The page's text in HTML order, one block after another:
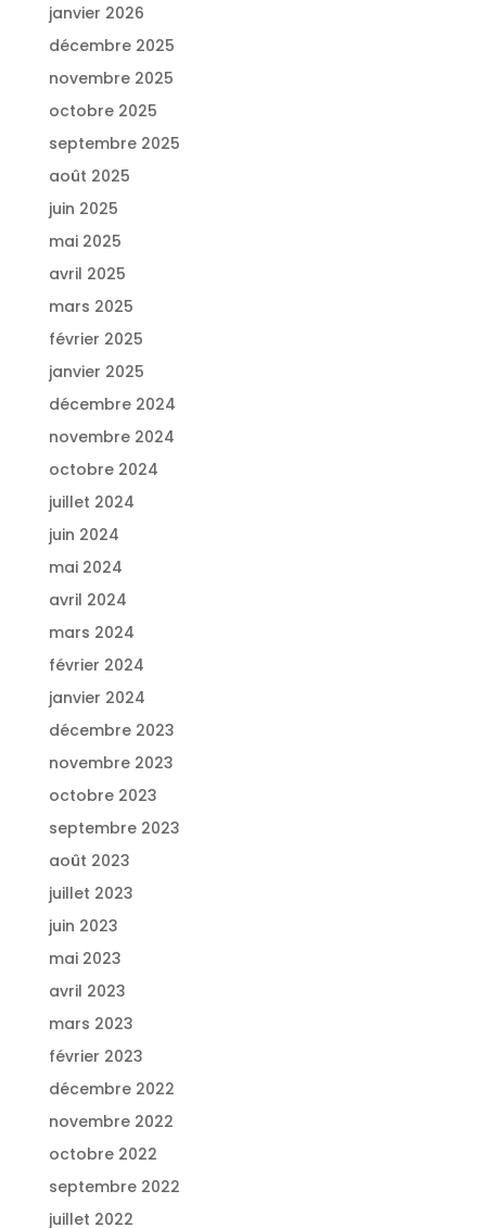
janvier 2026
décembre 2025
novembre 2025
octobre 2025
septembre 2025
août 2025
juin 2025
mai 2025
avril 2025
mars 2025
février 2025
janvier 2025
décembre 2024
novembre 2024
octobre 2024
juillet 2024
juin 2024
mai 2024
avril 2024
mars 2024
février 2024
janvier 2024
décembre 2023
novembre 2023
octobre 2023
septembre 2023
août 2023
juillet 2023
juin 2023
mai 2023
avril 2023
mars 2023
février 2023
décembre 2022
novembre 2022
octobre 2022
septembre 2022
juillet 2022